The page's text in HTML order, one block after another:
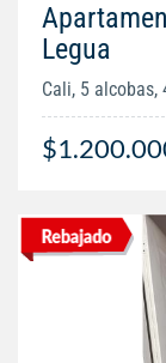
Legua
Cali, 5 alcobas,